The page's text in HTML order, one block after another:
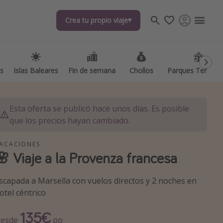
Crea tu propio viaje
Islas Baleares Fin de semana Chollos Parques
Crea tu propio viaje
Islas Baleares Fin de semana Chollos Parques
destinos
Esta oferta se publicó hace unos días. Es posible
que los precios hayan cambiado.
Viaje a la Provenza francesa
a Marsella con vuelos directos y 2 noches en
céntrico
135€ pp